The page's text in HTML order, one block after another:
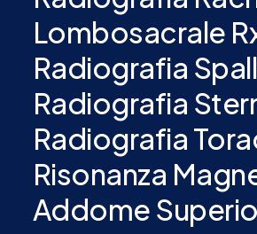
Lombosacrale
Radiografia
Radiografia
Radiografia
Risonanza
Addome